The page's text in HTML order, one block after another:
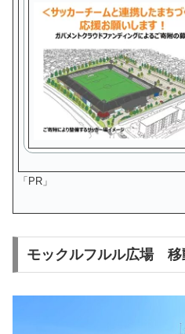
「PR」
モックルフルル広場 移